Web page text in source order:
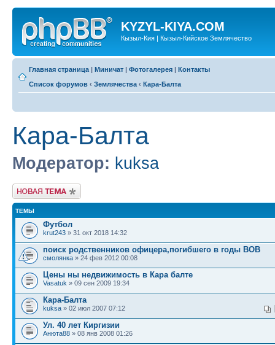
KYZYL-KIYA.COM
Кызыл-Кия | Кызыл-Кийское Землячество
Главная страница | Миничат | Фотогалерея | Контакты
Список форумов ‹ Землячества ‹ Кара-Балта
Кара-Балта
Модератор: kuksa
Новая тема
ТЕМЫ
Футбол
krut243 » 31 окт 2018 14:32
поиск родственников офицера,погибшего в годы ВОВ
смолянка » 24 фев 2012 00:08
Цены ны недвижимость в Кара балте
Vasatuk » 09 сен 2009 19:34
Кара-Балта
kuksa » 02 июл 2007 07:12
Ул. 40 лет Киргизии
Анюта88 » 08 янв 2008 01:26